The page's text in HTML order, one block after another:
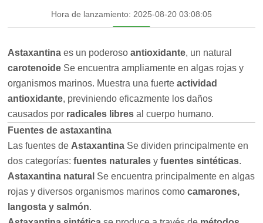
Hora de lanzamiento: 2025-08-20 03:08:05
Astaxantina es un poderosoantioxidante, un natural
carotenoide Se encuentra ampliamente en algas rojas y
organismos marinos. Muestra una fuerteactividad
antioxidante, previniendo eficazmente los daños
causados por radicales libres al cuerpo humano.
Fuentes de astaxantina
Las fuentes de Astaxantina Se dividen principalmente en
dos categorías:fuentes naturales yfuentes sintéticas.
Astaxantina natural Se encuentra principalmente en algas
rojas y diversos organismos marinos comocamarones,
langosta y salmón.